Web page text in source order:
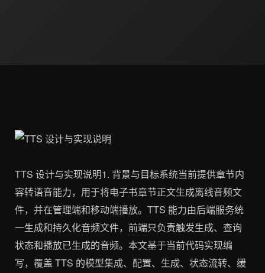
TTS 设计与实现说明1. 背景与目标系统当前提供章节内
容转语音能力，用于将电子书章节正文生成离线音频文
件，并在管理端和移动端播放。TTS 能力由后端服务统
一生成和持久化音频文件，前端只负责触发生成、查询
状态和播放已生成的音频。本文基于当前代码实现编
写，覆盖 TTS 的模型集成、配置、生成、状态流转、缓